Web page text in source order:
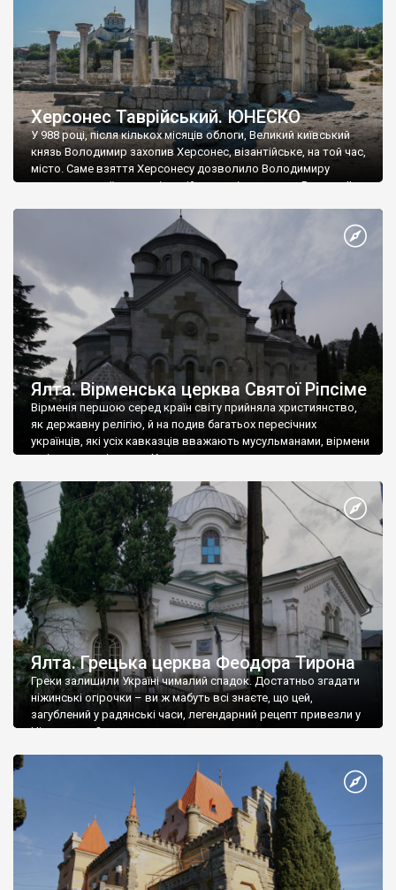
Херсонес Таврійський. ЮНЕСКО
У 988 році, після кількох місяців облоги, Великий київський
князь Володимир захопив Херсонес, візантійське, на той час,
місто. Саме взяття Херсонесу дозволило Володимиру
диктувати свої умови візантійському імператору Василю ІІ, та
Херсонесі Володимир-язичник, став Василем-християнином.
А потім було Хрещення Русі. На честь Херсонесу Таврійського
Ялта. Вірменська церква Святої Ріпсіме
Вірменія першою серед країн світу прийняла християнство,
як державну релігію, й на подив багатьох пересічних
українців, які усіх кавказців вважають мусульманами, вірмени
є відданими вірянами Христа
Ялта. Грецька церква Феодора Тирона
Греки залишили Україні чималий спадок. Достатньо згадати
ніжинські огірочки – ви ж мабуть всі знаєте, що цей,
загублений у радянські часи, легендарний рецепт привезли у
Ніжин греки?